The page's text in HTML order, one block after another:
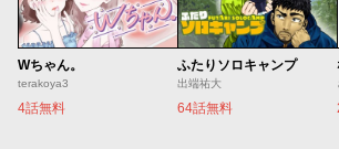
Wちゃん。
terakoya3
4話無料
ふたりソロキャンプ
出端祐大
64話無料